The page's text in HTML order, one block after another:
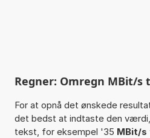
Regner: Omregn MBit/s
For at opnå det ønskede
det bedst at indtaste den
tekst, for eksempel '35 MBit/s